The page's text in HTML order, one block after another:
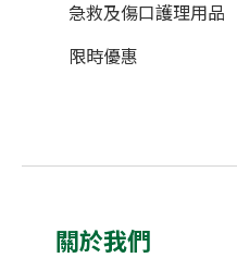
急救及傷口護理用品
限時優惠
關於我們